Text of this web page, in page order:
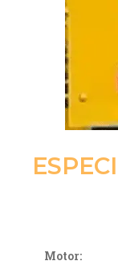
Motor: